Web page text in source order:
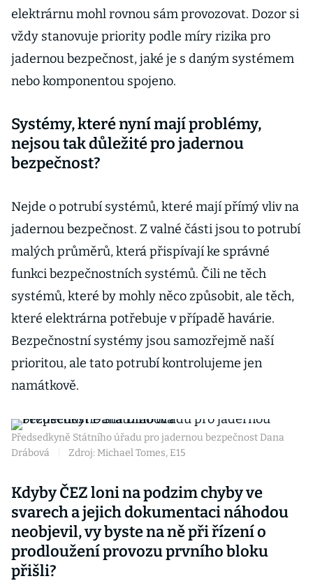
elektrárnu mohl rovnou sám provozovat. Dozor si
vždy stanovuje priority podle míry rizika pro
jadernou bezpečnost, jaké je s daným systémem
nebo komponentou spojeno.
Systémy, které nyní mají problémy,
nejsou tak důležité pro jadernou
bezpečnost?
Nejde o potrubí systémů, které mají přímý vliv na
jadernou bezpečnost. Z valné části jsou to potrubí
malých průměrů, která přispívají ke správné
funkci bezpečnostních systémů. Čili ne těch
systémů, které by mohly něco způsobit, ale těch,
které elektrárna potřebuje v případě havárie.
Bezpečnostní systémy jsou samozřejmě naší
prioritou, ale tato potrubí kontrolujeme jen
namátkově.
Předsedkyně Státního úřadu pro jadernou bezpečnost Dana
Drábová
Zdroj: Michael Tomes, E15
Kdyby ČEZ loni na podzim chyby ve
svarech a jejich dokumentaci náhodou
neobjevil, vy byste na ně při řízení o
prodloužení provozu prvního bloku
přišli?